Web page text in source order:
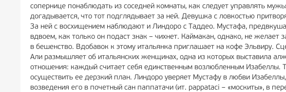
сопернице понаблюдать из соседней комнаты, как следует управлять
догадывается, что тот подглядывает за ней. Девушка с ловкостью
За ней с восхищением наблюдают и Линдоро с Таддео. Мустафа,
вдвоем, как только он подаст знак – чихнет. Каймакан, однако, не желает
в бешенство. Вдобавок к этому итальянка приглашает на кофе Эльвиру.
Али размышляет об итальянских женщинах, одна из которых выставила
отношения: каждый считает себя единственным возлюбленным Изабеллы.
осуществить ее дерзкий план. Линдоро уверяет Мустафу в любви
возведения его в почетный сан паппатачи (ит. pappataci – «москиты», в